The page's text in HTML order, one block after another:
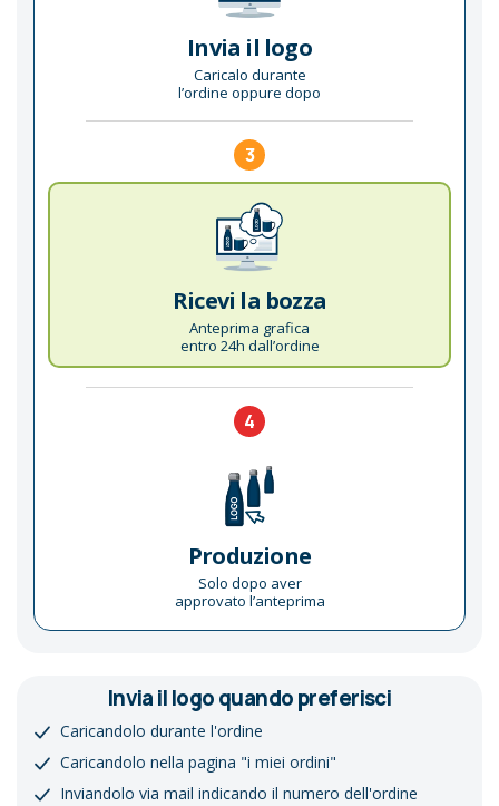
Invia il logo
Caricalo durante
l’ordine oppure dopo
3
Ricevi la bozza
Anteprima grafica
entro 24h dall’ordine
4
Produzione
Solo dopo aver
approvato l’anteprima
Invia il logo quando preferisci
Caricandolo durante l'ordine
Caricandolo nella pagina "i miei ordini"
Inviandolo via mail indicando il numero dell'ordine